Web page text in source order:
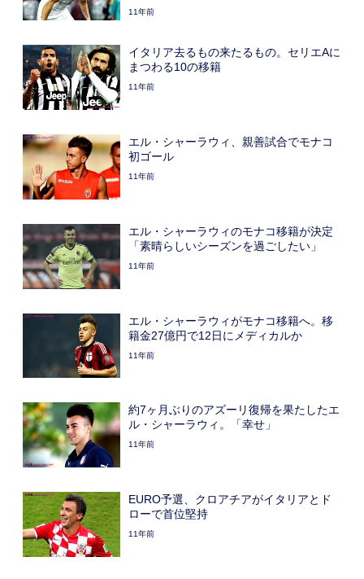
11年前
イタリア去るもの来たるもの。セリエAに
まつわる10の移籍
11年前
エル・シャーラウィ、親善試合でモナコ
初ゴール
11年前
エル・シャーラウィのモナコ移籍が決定
「素晴らしいシーズンを過ごしたい」
11年前
エル・シャーラウィがモナコ移籍へ。移
籍金27億円で12日にメディカルか
11年前
約7ヶ月ぶりのアズーリ復帰を果たしたエ
ル・シャーラウィ。「幸せ」
11年前
EURO予選、クロアチアがイタリアとド
ローで首位堅持
11年前